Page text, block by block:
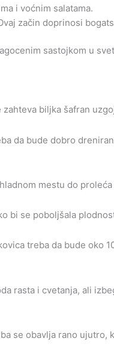
i voćnim salatama.
začin doprinosi
sastojkom u
biljka šafran
da bude dobro
mestu do
bi se poboljšala
treba da bude oko
rasta i cvetanja, ali
se obavlja rano